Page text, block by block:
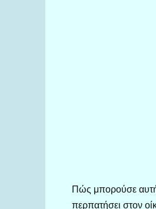
Πώς μπορούσε αυτή
περπατήσει στον